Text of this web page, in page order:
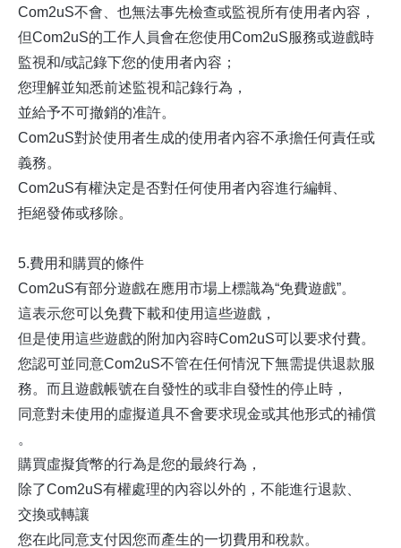
Com2uS不會、也無法事先檢查或監視所有使用者內容，
但Com2uS的工作人員會在您使用Com2uS服務或遊戲時
監視和/或記錄下您的使用者內容；
您理解並知悉前述監視和記錄行為，
並給予不可撤銷的准許。
Com2uS對於使用者生成的使用者內容不承擔任何責任或
義務。
Com2uS有權決定是否對任何使用者內容進行編輯、
拒絕發佈或移除。
5.費用和購買的條件
Com2uS有部分遊戲在應用市場上標識為“免費遊戲”。
這表示您可以免費下載和使用這些遊戲，
但是使用這些遊戲的附加內容時Com2uS可以要求付費。
您認可並同意Com2uS不管在任何情況下無需提供退款服
務。而且遊戲帳號在自發性的或非自發性的停止時，
同意對未使用的虛擬道具不會要求現金或其他形式的補償
。
購買虛擬貨幣的行為是您的最終行為，
除了Com2uS有權處理的內容以外的，不能進行退款、
交換或轉讓
您在此同意支付因您而產生的一切費用和稅款。